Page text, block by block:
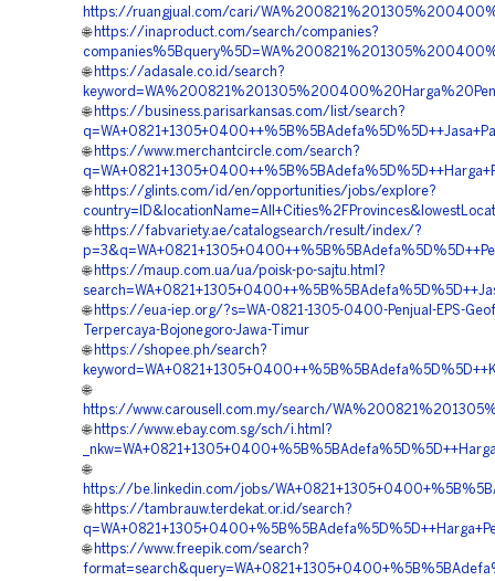
https://ruangjual.com/cari/
🌐 https://inaproduct.com/search/companies?
🌐 https://adasale.co.id/search?
🌐 https://business.parisarkansas.com/list/search?
🌐 https://www.merchantcircle.com/search?
🌐 https://glints.com/id/en/opportunities/jobs/explore?
🌐 https://fabvariety.ae/catalogsearch/result/index/?
🌐 https://maup.com.ua/ua/poisk-po-sajtu.html?
🌐 https://eua-iep.org/?s=WA-0821-1305-0400-Penjual-EPS-
Terpercaya-Bojonegoro-Jawa-Timur
🌐 https://shopee.ph/search?
🌐
https://www.carousell.com.my/search/
🌐 https://www.ebay.com.sg/sch/i.html?
🌐
https://be.linkedin.com/jobs/
🌐 https://tambrauw.terdekat.or.id/search?
🌐 https://www.freepik.com/search?